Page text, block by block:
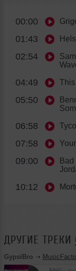
00:00
01:43
02:54
04:49
05:50
06:58
07:58
09:00
10:12
ДРУГИЕ ТРЕКИ
GypsiBro ➝